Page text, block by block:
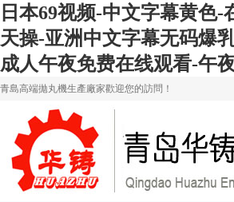
日本69视频-中文字幕黄色
天操-亚洲中文字幕无码爆
成人午夜免费在线观看-午
青島高端拋丸機生產廠家歡迎您的訪問！